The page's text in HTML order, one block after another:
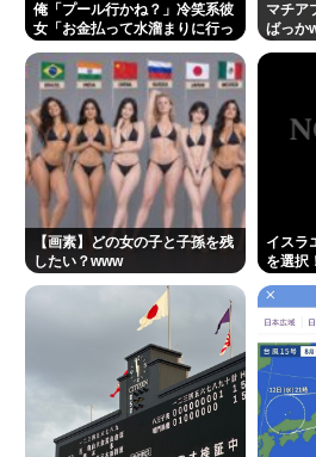
Powered by livedoor 相互RSS
俺「プール行かね？」冷笑系彼
女「お金払って水溜まりに行っ
付き合ってられる？？
マチア
ばっか
【画素】どの女の子と子孫を残
したい？www
イスラ
を選択！